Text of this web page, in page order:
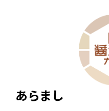
あらまし